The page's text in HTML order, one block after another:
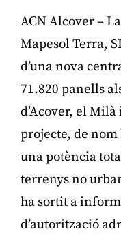
ACN Alcover –
Mapesol Terra,
d’una nova
71.820 panells
d’Acover, el
projecte, de
una potència
terrenys no
ha sortit a
d’autorització